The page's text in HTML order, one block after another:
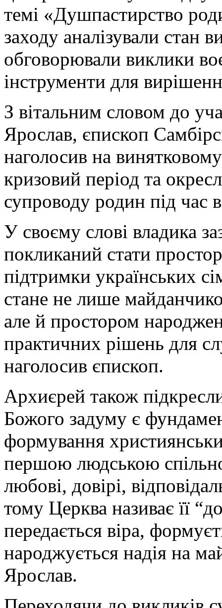
темі «Душпастирство
заходу аналізували стан
обговорювали виклики
інструменти для
З вітальним словом до
Ярослав, єпископ
наголосив на
кризовий період та
супроводу родин під час
У своєму слові владика
покликаний стати
підтримки українських
стане не лише
але й простором
практичних рішень для
наголосив єпископ.
Архиєрей також
Божого задуму є
формування
першою людською
любові, довірі,
тому Церква називає її
передається віра,
народжується надія на
Ярослав.